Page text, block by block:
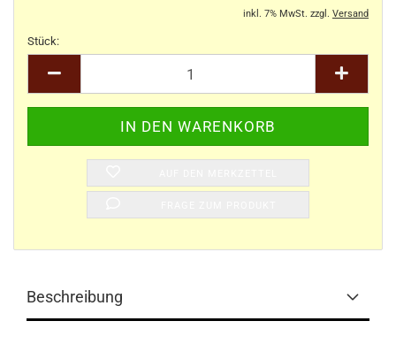
inkl. 7% MwSt. zzgl. Versand
Stück:
Beschreibung